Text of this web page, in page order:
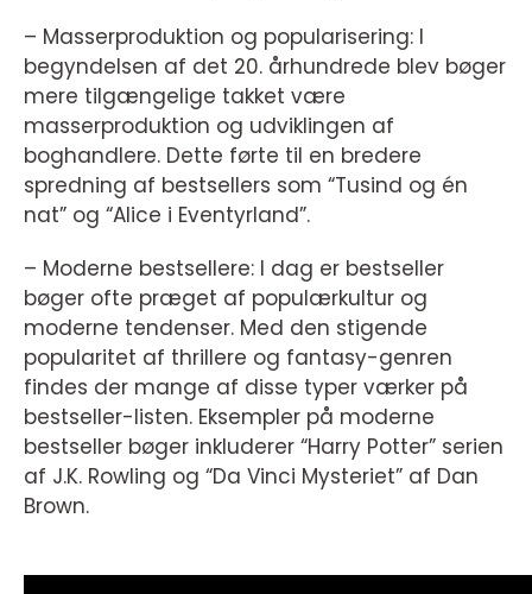
– Masserproduktion og popularisering: I
begyndelsen af det 20. århundrede blev bøger
mere tilgængelige takket være
masserproduktion og udviklingen af
boghandlere. Dette førte til en bredere
spredning af bestsellers som “Tusind og én
nat” og “Alice i Eventyrland”.
– Moderne bestsellere: I dag er bestseller
bøger ofte præget af populærkultur og
moderne tendenser. Med den stigende
popularitet af thrillere og fantasy-genren
findes der mange af disse typer værker på
bestseller-listen. Eksempler på moderne
bestseller bøger inkluderer “Harry Potter” serien
af J.K. Rowling og “Da Vinci Mysteriet” af Dan
Brown.